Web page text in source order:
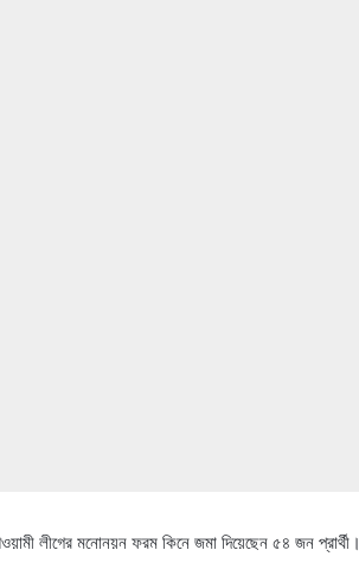
লীগের মনোনয়ন ফরম কিনে জমা দিয়েছেন ৫৪ জন প্রার্থী।